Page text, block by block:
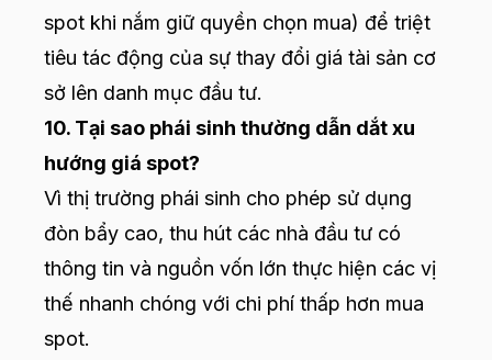
spot khi nắm giữ quyền chọn mua) để triệt
tiêu tác động của sự thay đổi giá tài sản cơ
sở lên danh mục đầu tư.
10. Tại sao phái sinh thường dẫn dắt xu
hướng giá spot?
Vì thị trường phái sinh cho phép sử dụng
đòn bẩy cao, thu hút các nhà đầu tư có
thông tin và nguồn vốn lớn thực hiện các vị
thế nhanh chóng với chi phí thấp hơn mua
spot.